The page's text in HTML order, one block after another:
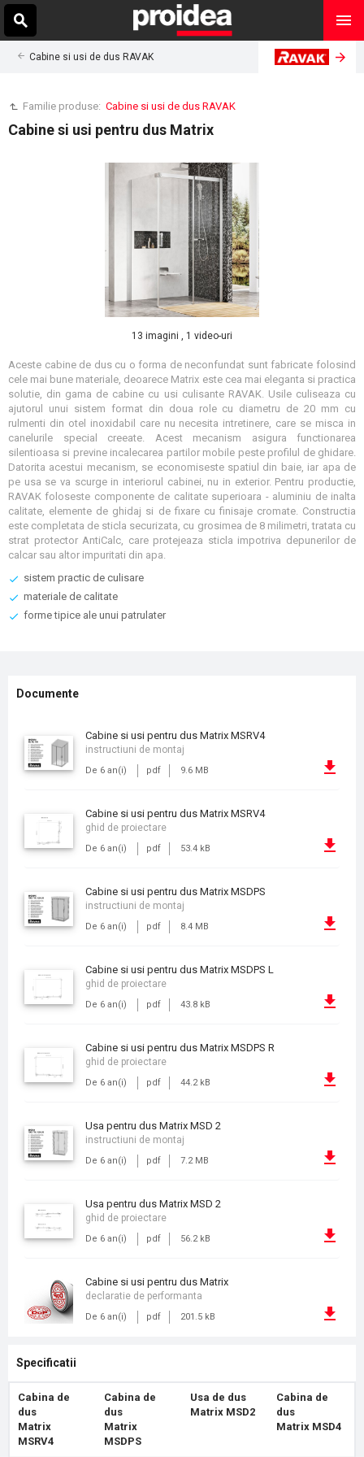
Cabine si usi de dus RAVAK
Familie produse: Cabine si usi de dus RAVAK
Cabine si usi pentru dus Matrix
13 imagini , 1 video-uri
Aceste cabine de dus cu o forma de neconfundat sunt fabricate folosind
cele mai bune materiale, deoarece Matrix este cea mai eleganta si practica
solutie, din gama de cabine cu usi culisante RAVAK. Usile culiseaza cu
ajutorul unui sistem format din doua role cu diametru de 20 mm cu
rulmenti din otel inoxidabil care nu necesita intretinere, care se misca in
canelurile special creeate. Acest mecanism asigura functionarea
silentioasa si previne incalecarea partilor mobile peste profilul de ghidare.
Datorita acestui mecanism, se economiseste spatiul din baie, iar apa de
pe usa se va scurge in interiorul cabinei, nu in exterior. Pentru productie,
RAVAK foloseste componente de calitate superioara - aluminiu de inalta
calitate, elemente de ghidaj si de fixare cu finisaje cromate. Constructia
este completata de sticla securizata, cu grosimea de 8 milimetri, tratata cu
strat protector AntiCalc, care protejeaza sticla impotriva depunerilor de
calcar sau altor impuritati din apa.
sistem practic de culisare
materiale de calitate
forme tipice ale unui patrulater
Documente
Cabine si usi pentru dus Matrix MSRV4
De 6 an(i) pdf 9.6 MB
instructiuni de montaj
Cabine si usi pentru dus Matrix MSRV4
De 6 an(i) pdf 53.4 kB
ghid de proiectare
Cabine si usi pentru dus Matrix MSDPS
De 6 an(i) pdf 8.4 MB
instructiuni de montaj
Cabine si usi pentru dus Matrix MSDPS L
De 6 an(i) pdf 43.8 kB
ghid de proiectare
Cabine si usi pentru dus Matrix MSDPS R
De 6 an(i) pdf 44.2 kB
ghid de proiectare
Usa pentru dus Matrix MSD 2
De 6 an(i) pdf 7.2 MB
instructiuni de montaj
Usa pentru dus Matrix MSD 2
De 6 an(i) pdf 56.2 kB
ghid de proiectare
Cabine si usi pentru dus Matrix
De 6 an(i) pdf 201.5 kB
declaratie de performanta
Specificatii
Cabina de
dus
Matrix
MSRV4
Cabina de
dus
Matrix
MSDPS
Usa de dus
Matrix MSD2
Cabina de
dus
Matrix MSD4